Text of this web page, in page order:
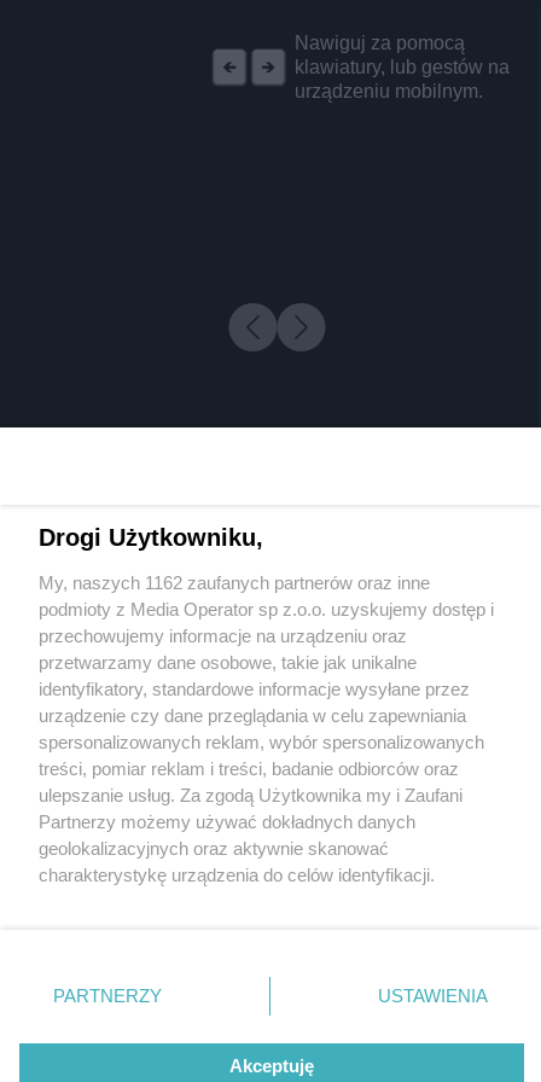
Nawiguj za pomocą
klawiatury, lub gestów na
urządzeniu mobilnym.
1 / 0
Wydawca mediów lokalnych
Nie zapomnij
zapoznać się z:
polityką prywatności
Twojemiasto
Piekary Śląskie
Chorzów
Tarnowskie Góry
Gliwice
Skontakuj sięz nami
Kontakt
Redakcja
Newsletter
Drogi Użytkowniku,
My, naszych 1162 zaufanych partnerów oraz inne
podmioty z Media Operator sp z.o.o. uzyskujemy dostęp i
przechowujemy informacje na urządzeniu oraz
przetwarzamy dane osobowe, takie jak unikalne
identyfikatory, standardowe informacje wysyłane przez
urządzenie czy dane przeglądania w celu zapewniania
spersonalizowanych reklam, wybór spersonalizowanych
treści, pomiar reklam i treści, badanie odbiorców oraz
ulepszanie usług. Za zgodą Użytkownika my i Zaufani
Partnerzy możemy używać dokładnych danych
geolokalizacyjnych oraz aktywnie skanować
charakterystykę urządzenia do celów identyfikacji.
zmienić/wycofać klikając przycisk ustawień prywatności
znajdujący się w lewym dolnym rogu strony
rodzaje przetwarzania danych nie wymagają zgody
użytkownika, ale masz prawo sprzeciwić się takiemu
PARTNERZY USTAWIENIA
Akceptuję